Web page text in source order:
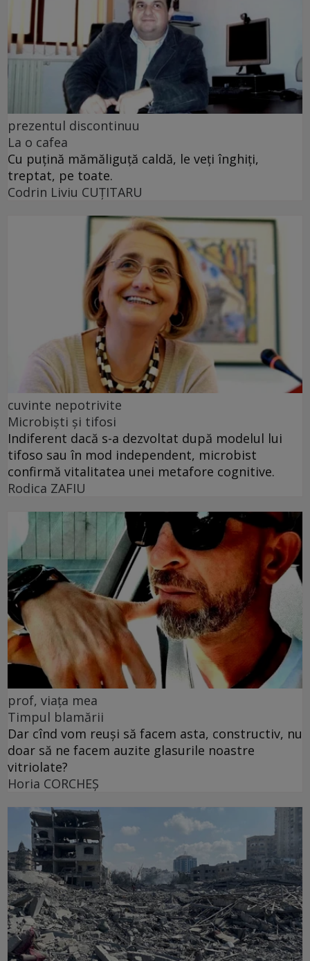
prezentul discontinuu
La o cafea
Cu puţină mămăliguţă caldă, le veţi înghiţi,
treptat, pe toate.
Codrin Liviu CUŢITARU
cuvinte nepotrivite
Microbiști și tifosi
Indiferent dacă s-a dezvoltat după modelul lui
tifoso sau în mod independent, microbist
confirmă vitalitatea unei metafore cognitive.
Rodica ZAFIU
prof, viața mea
Timpul blamării
Dar cînd vom reuși să facem asta, constructiv, nu
doar să ne facem auzite glasurile noastre
vitriolate?
Horia CORCHEŞ